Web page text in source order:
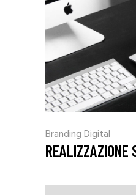
BrandingDigital
REALIZZAZIONE